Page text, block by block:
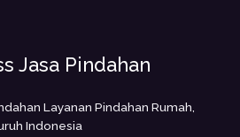
Jasa Pindahan
Layanan Pindahan Rumah,
Indonesia